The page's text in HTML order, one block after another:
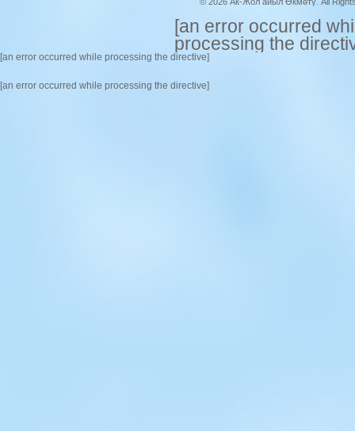
[an error occurred
processing the
[an error occurred while processing the directive]
[an error occurred while processing the directive]